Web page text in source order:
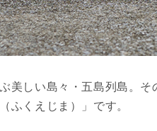
美しい島々・五島列島。
ふくえじま）」です。